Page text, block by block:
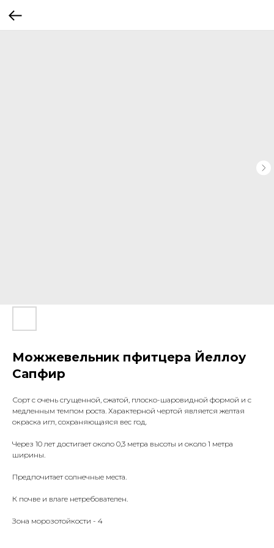
Можжевельник пфитцера Йеллоу
Сапфир
Сорт с очень сгущенной, сжатой, плоско-шаровидной формой и с
медленным темпом роста. Характерной чертой является желтая
окраска игл, сохраняющаяся вес год.
Через 10 лет достигает около 0,3 метра высоты и около 1 метра
ширины.
Предпочитает солнечные места.
К почве и влаге нетребователен.
Зона морозотойкости - 4